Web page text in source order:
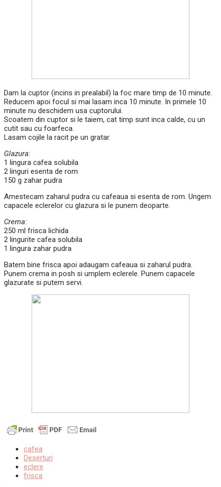
Dam la cuptor (incins in prealabil) la foc mare timp de 10 minute.
Reducem apoi focul si mai lasam inca 10 minute. In primele 10
minute nu deschidem usa cuptorului.
Scoatem din cuptor si le taiem, cat timp sunt inca calde, cu un
cutit sau cu foarfeca.
Lasam cojile la racit pe un gratar.
Glazura:
1 lingura cafea solubila
2 linguri esenta de rom
150 g zahar pudra
Amestecam zaharul pudra cu cafeaua si esenta de rom. Ungem
capacele eclerelor cu glazura si le punem deoparte.
Crema:
250 ml frisca lichida
2 lingurite cafea solubila
1 lingura zahar pudra
Batem bine frisca apoi adaugam cafeaua si zaharul pudra.
Punem crema in posh si umplem eclerele. Punem capacele
glazurate si putem servi.
cafea
Deserturi
eclere
frisca